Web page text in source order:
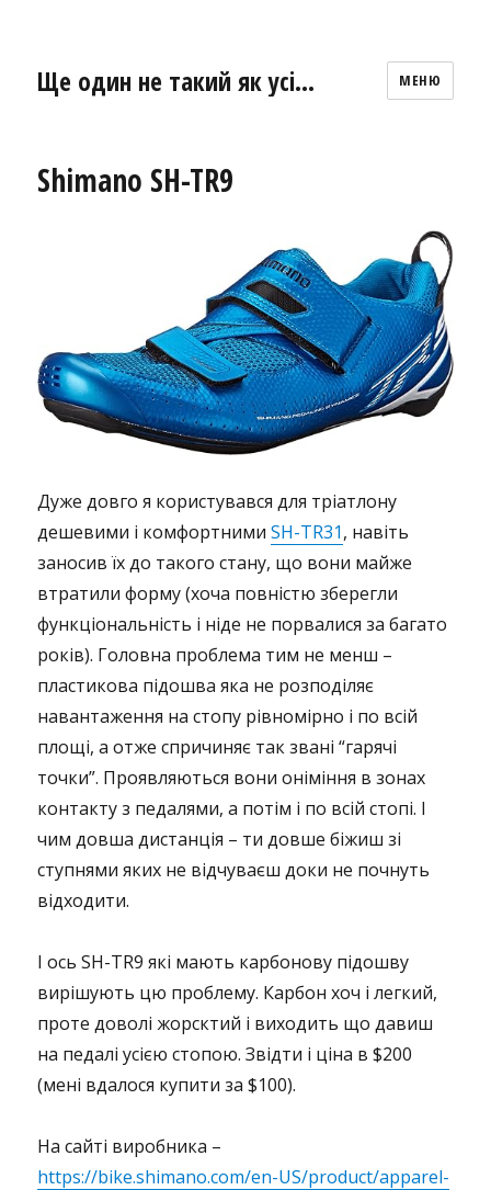
Ще один не такий як усі… МЕНЮ
Shimano SH-TR9
Дуже довго я користувався для тріатлону
дешевими і комфортнимиSH-TR31, навіть
заносив їх до такого стану, що вони майже
втратили форму (хоча повністю зберегли
функціональність і ніде не порвалися за багато
років). Головна проблема тим не менш –
пластикова підошва яка не розподіляє
навантаження на стопу рівномірно і по всій
площі, а отже спричиняє так звані “гарячі
точки”. Проявляються вони оніміння в зонах
контакту з педалями, а потім і по всій стопі. І
чим довша дистанція – ти довше біжиш зі
ступнями яких не відчуваєш доки не почнуть
відходити.
І ось SH-TR9 які мають карбонову підошву
вирішують цю проблему. Карбон хоч і легкий,
проте доволі жорсктий і виходить що давиш
на педалі усією стопою. Звідти і ціна в $200
(мені вдалося купити за $100).
На сайті виробника –
https://bike.shimano.com/en-US/product/apparel-